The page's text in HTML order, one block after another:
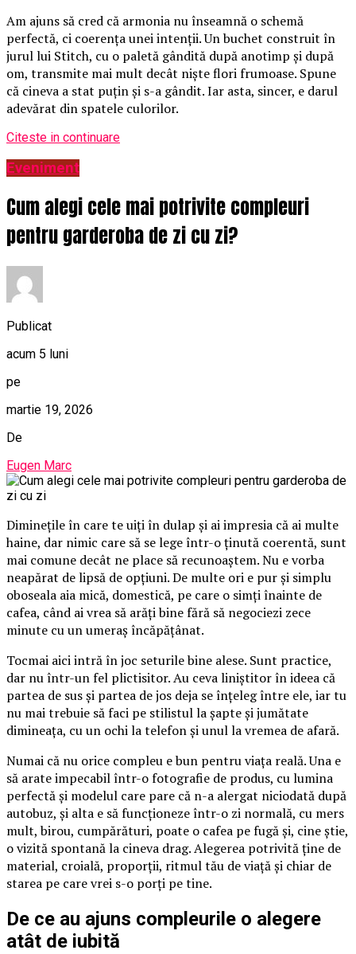
Am ajuns să cred că armonia nu înseamnă o schemă
perfectă, ci coerența unei intenții. Un buchet construit în
jurul lui Stitch, cu o paletă gândită după anotimp și după
om, transmite mai mult decât niște flori frumoase. Spune
că cineva a stat puțin și s-a gândit. Iar asta, sincer, e darul
adevărat din spatele culorilor.
Citeste in continuare
Eveniment
Cum alegi cele mai potrivite compleuri
pentru garderoba de zi cu zi?
Publicat
acum 5 luni
pe
martie 19, 2026
De
Eugen Marc
Diminețile în care te uiți în dulap și ai impresia că ai multe
haine, dar nimic care să se lege într-o ținută coerentă, sunt
mai comune decât ne place să recunoaștem. Nu e vorba
neapărat de lipsă de opțiuni. De multe ori e pur și simplu
oboseala aia mică, domestică, pe care o simți înainte de
cafea, când ai vrea să arăți bine fără să negociezi zece
minute cu un umeraș încăpățânat.
Tocmai aici intră în joc seturile bine alese. Sunt practice,
dar nu într-un fel plictisitor. Au ceva liniștitor în ideea că
partea de sus și partea de jos deja se înțeleg între ele, iar tu
nu mai trebuie să faci pe stilistul la șapte și jumătate
dimineața, cu un ochi la telefon și unul la vremea de afară.
Numai că nu orice compleu e bun pentru viața reală. Una e
să arate impecabil într-o fotografie de produs, cu lumina
perfectă și modelul care pare că n-a alergat niciodată după
autobuz, și alta e să funcționeze într-o zi normală, cu mers
mult, birou, cumpărături, poate o cafea pe fugă și, cine știe,
o vizită spontană la cineva drag. Alegerea potrivită ține de
material, croială, proporții, ritmul tău de viață și chiar de
starea pe care vrei s-o porți pe tine.
De ce au ajuns compleurile o alegere
atât de iubită